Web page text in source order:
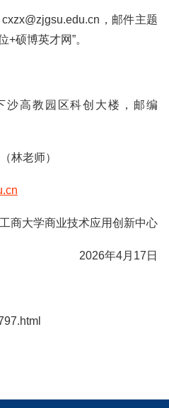
，邮件主题
+硕博英才网”。
高教园区科创大楼，邮编
林老师）
商大学商业技术应用创新中心
2026年4月17日